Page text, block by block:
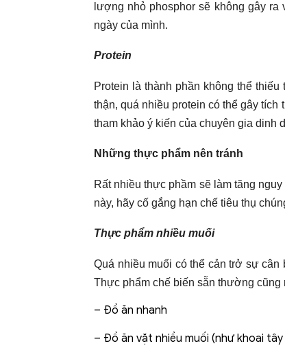
lượng nhỏ phosphor sẽ không gây
ngày của mình.
Protein
Protein là thành phần không thể
thận, quá nhiều protein có thể gây
tham khảo ý kiến của chuyên gia
Những thực phẩm nên tránh
Rất nhiều thực phầm sẽ làm tăng
này, hãy cố gắng hạn chế tiêu thụ
Thực phẩm nhiều muối
Quá nhiều muối có thể cản trở sự cân
Thực phẩm chế biến sẵn thường cũng
– Đồ ăn nhanh
– Đồ ăn vặt nhiều muối (như khoai tây